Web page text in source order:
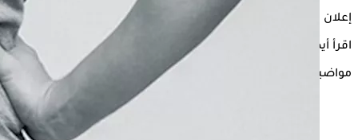
إعلان
اقرأ أيضًا: طريقة تنظيف الكلى من السموم والأملاح في المنزل
مواضيع ذات صلة